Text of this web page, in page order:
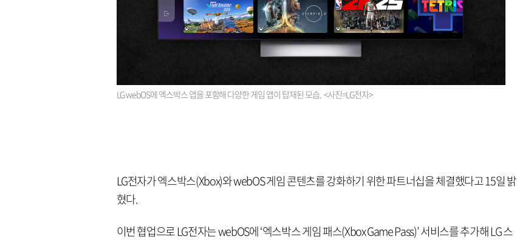
LG webOS에 엑스박스 앱을 포함해 다양한 게임 앱이 탑재된 모습. <사진=LG전자>
LG전자가 엑스박스(Xbox)와 webOS 게임 콘텐츠를 강화하기 위한 파트너십을 체결했다고 15일 밝
혔다.
이번 협업으로 LG전자는 webOS에 ‘엑스박스 게임 패스(Xbox Game Pass)’ 서비스를 추가해 LG 스